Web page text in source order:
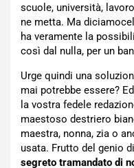
scuole, università,
ne metta. Ma
ha veramente la
così dal nulla, per un
Urge quindi una
mai potrebbe essere?
la vostra fedele
maestoso destriero
maestra, nonna, zia o
usata. Frutto del genio
segreto tramandato di